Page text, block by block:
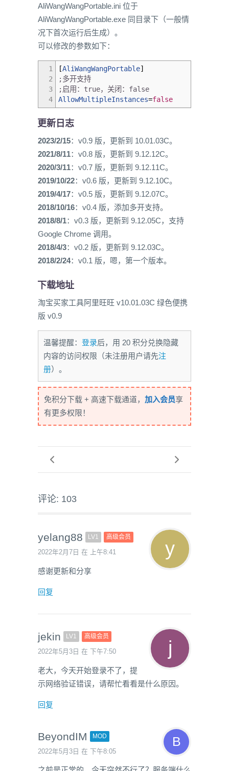
AliWangWangPortable.ini 位于
AliWangWangPortable.exe 同目录下（一般情
况下首次运行后生成）。
可以修改的参数如下：
1
2
3
4
[AliWangWangPortable]
;多开支持
;启用：true，关闭：false
AllowMultipleInstances=false
更新日志
2023/2/15：v0.9 版，更新到 10.01.03C。
2021/8/11：v0.8 版，更新到 9.12.12C。
2020/3/11：v0.7 版，更新到 9.12.11C。
2019/10/22：v0.6 版，更新到 9.12.10C。
2019/4/17：v0.5 版，更新到 9.12.07C。
2018/10/16：v0.4 版，添加多开支持。
2018/8/1：v0.3 版，更新到 9.12.05C，支持
Google Chrome 调用。
2018/4/3：v0.2 版，更新到 9.12.03C。
2018/2/24：v0.1 版，嗯，第一个版本。
下载地址
淘宝买家工具阿里旺旺 v10.01.03C 绿色便携
版 v0.9
温馨提醒： 登录后，用 20 积分兑换隐藏
内容的访问权限（未注册用户请先注
册）。
免积分下载 + 高速下载通道， 加入会员享
有更多权限！
评论: 103
yelang88 LV1 高级会员
2022年2月7日 在 上午8:41
感谢更新和分享
回复
jekin LV1 高级会员
2022年5月3日 在 下午7:50
老大，今天开始登录不了，提
示网络验证错误，请帮忙看看是什么原因。
回复
BeyondIM MOD
2022年5月3日 在 下午8:05